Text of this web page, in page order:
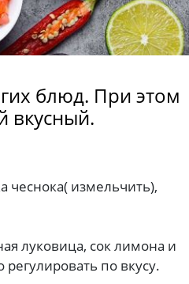
блюд. При этом
вкусный.
чеснока( измельчить),
луковица, сок лимона и
по вкусу.